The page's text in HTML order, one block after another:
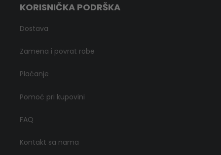
KORISNIČKA PODRŠKA
Dostava
Zamena i povrat robe
Plaćanje
Pomoć pri kupovini
FAQ
Kontakt sa nama